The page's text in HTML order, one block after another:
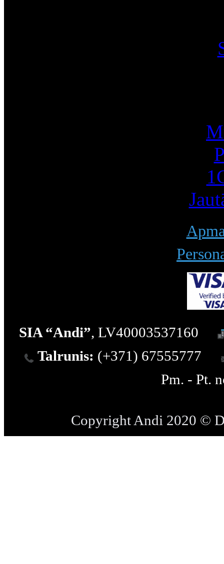
SIA “Andi”, LV40003537160
Talrunis: (+371) 67555777
Pm. - Pt.
Copyright Andi 2020 ©